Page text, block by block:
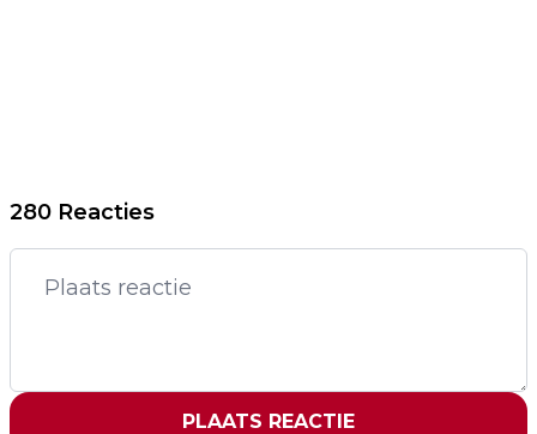
280 Reacties
PLAATS REACTIE